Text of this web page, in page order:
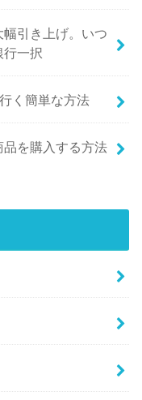
引き上げ。いつ
行一択
く簡単な方法
を購入する方法